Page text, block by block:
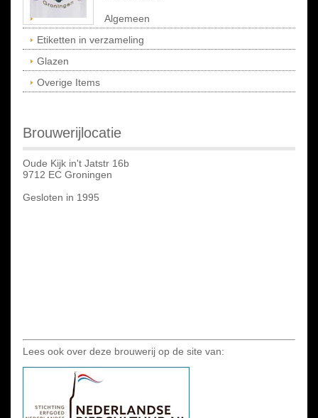
Algemeen
Etiketten in verzameling
Glazen
Overige Items
Brouwerijlocatie
Oude Kijk in't Jatstr 16b
9712 EC Groningen
Gesloten in 1995
Lees ook over deze brouwerij op de site van: